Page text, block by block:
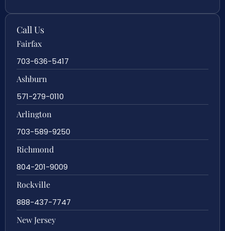
Call Us
Fairfax
703-636-5417
Ashburn
571-279-0110
Arlington
703-589-9250
Richmond
804-201-9009
Rockville
888-437-7747
New Jersey